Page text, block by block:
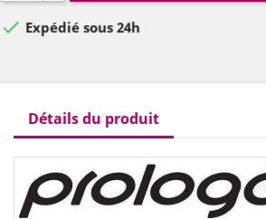
 Expédié sous 24h
Détails du produit